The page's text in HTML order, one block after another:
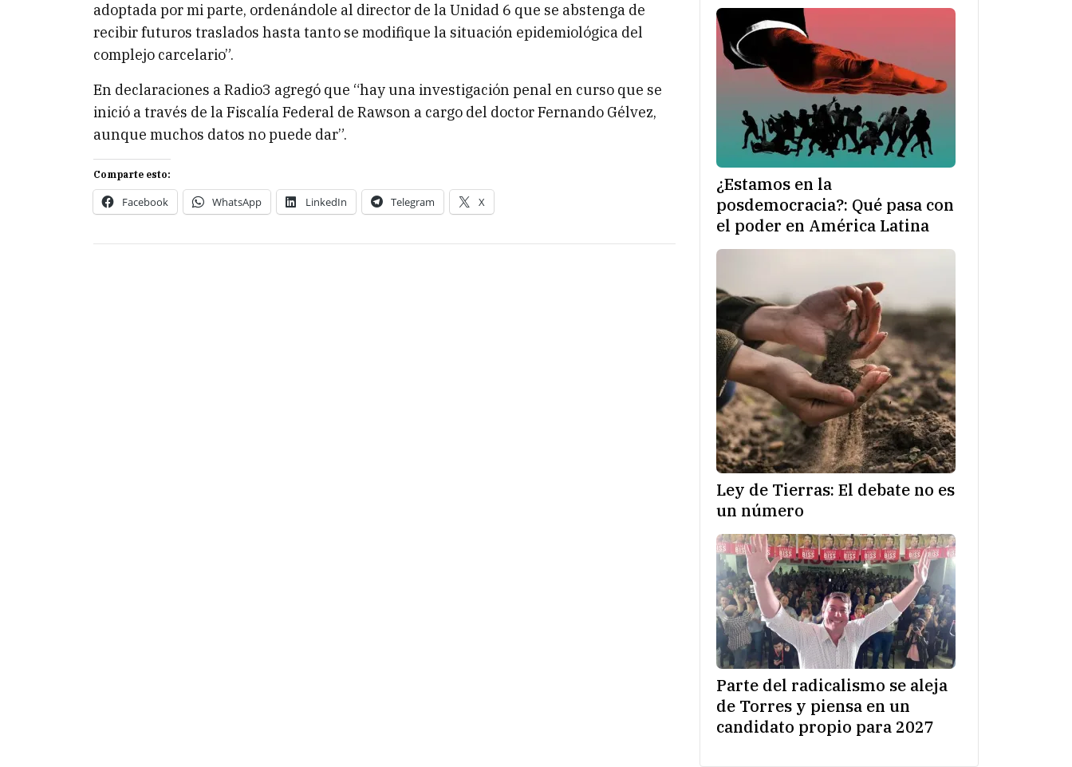
adoptada por mi parte, ordenándole al director de la Unidad 6 que se abstenga de
recibir futuros traslados hasta tanto se modifique la situación epidemiológica del
complejo carcelario”.
En declaraciones a Radio3 agregó que “hay una investigación penal en curso que se
inició a través de la Fiscalía Federal de Rawson a cargo del doctor Fernando Gélvez,
aunque muchos datos no puede dar”.
Comparte esto:
Facebook WhatsApp LinkedIn Telegram X
¿Estamos en la
posdemocracia?: Qué pasa con
el poder en América Latina
Ley de Tierras: El debate no es
un número
Parte del radicalismo se aleja
de Torres y piensa en un
candidato propio para 2027